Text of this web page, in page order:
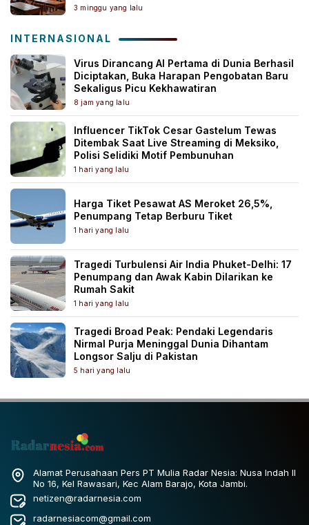
3 minggu yang lalu
INTERNASIONAL
Virus Dirancang AI Pertama di Dunia Berhasil
Diciptakan, Buka Harapan Pengobatan Baru
Sekaligus Picu Kekhawatiran
8 jam yang lalu
Influencer TikTok Cesar Gastelum Tewas
Ditembak Saat Live Streaming di Meksiko,
Polisi Selidiki Motif Pembunuhan
1 hari yang lalu
Harga Tiket Pesawat AS Meroket 26,5%,
Penumpang Tetap Berburu Tiket
1 hari yang lalu
Tragedi Turbulensi Air India Phuket-Delhi: 17
Penumpang dan Awak Kabin Dilarikan ke
Rumah Sakit
1 hari yang lalu
Tragedi Broad Peak: Pendaki Legendaris
Nirmal Purja Meninggal Dunia Dihantam
Longsor Salju di Pakistan
5 hari yang lalu
Alamat Perusahaan Pers PT Mulia Radar Nesia: Nusa Indah II
No 16, Kel Rawasari, Kec Alam Barajo, Kota Jambi.
netizen@radarnesia.com
radarnesiacom@gmail.com